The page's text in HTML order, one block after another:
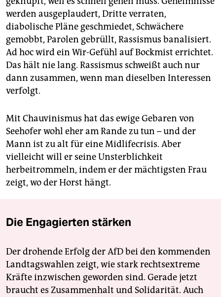
werden ausgeplaudert, Dritte verraten,
diabolische Pläne geschmiedet, Schwächere
gemobbt, Parolen gebrüllt, Rassismus banalisiert.
Ad hoc wird ein Wir-Gefühl auf Bockmist errichtet.
Das hält nie lang. Rassismus schweißt auch nur
dann zusammen, wenn man dieselben Interessen
verfolgt.
Mit Chauvinismus hat das ewige Gebaren von
Seehofer wohl eher am Rande zu tun – und der
Mann ist zu alt für eine Midlifecrisis. Aber
vielleicht will er seine Unsterblichkeit
herbeitrommeln, indem er der mächtigsten Frau
zeigt, wo der Horst hängt.
Die Engagierten stärken
Der drohende Erfolg der AfD bei den kommenden
Landtagswahlen zeigt, wie stark rechtsextreme
Kräfte inzwischen geworden sind. Gerade jetzt
braucht es Zusammenhalt und Solidarität. Auch